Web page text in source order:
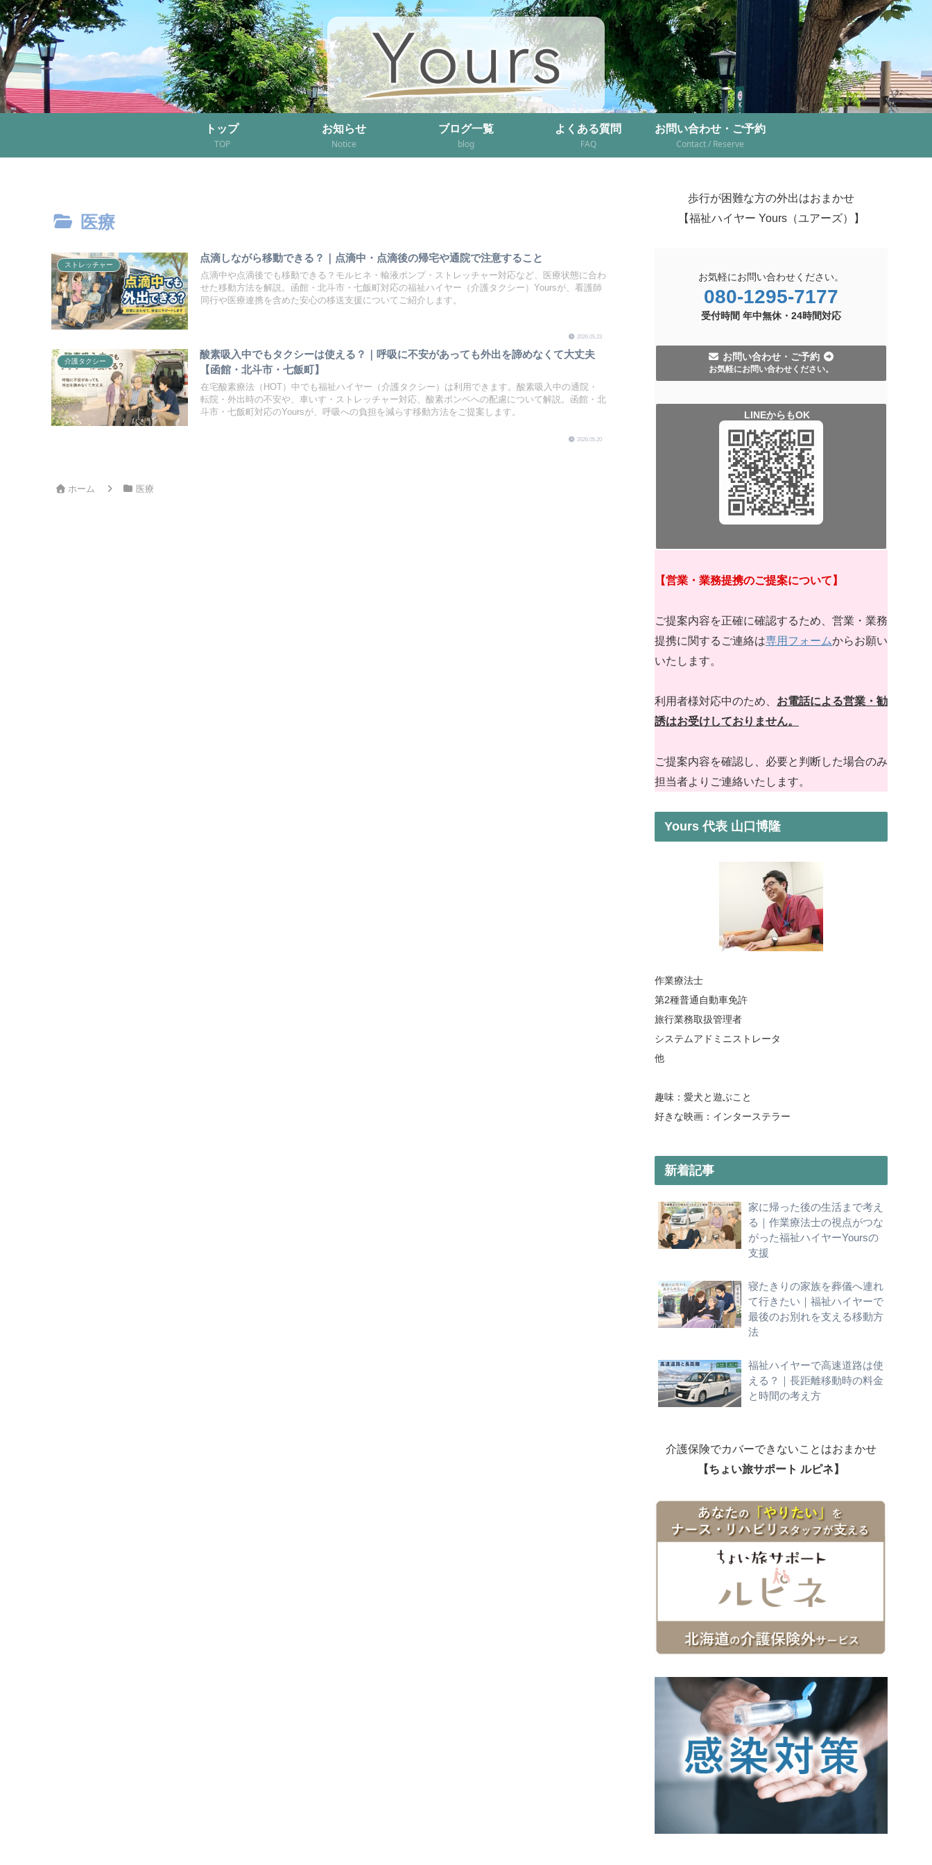
トップ
TOP
お知らせ
Notice
ブログ一覧
blog
よくある質問
FAQ
お問い合わせ・ご予約
Contact / Reserve
医療
ストレッチャー
点滴しながら移動できる？｜点滴中・点滴後の帰宅や通院で注意すること
点滴中や点滴後でも移動できる？モルヒネ・輸液ポンプ・ストレッチャー対応など、医療状態に合わ
せた移動方法を解説。函館・北斗市・七飯町対応の福祉ハイヤー（介護タクシー）Yoursが、看護師
同行や医療連携を含めた安心の移送支援についてご紹介します。
2026.05.23
介護タクシー
酸素吸入中でもタクシーは使える？｜呼吸に不安があっても外出を諦めなくて大丈夫
【函館・北斗市・七飯町】
在宅酸素療法（HOT）中でも福祉ハイヤー（介護タクシー）は利用できます。酸素吸入中の通院・
転院・外出時の不安や、車いす・ストレッチャー対応、酸素ボンベへの配慮について解説。函館・北
斗市・七飯町対応のYoursが、呼吸への負担を減らす移動方法をご提案します。
2026.05.20
ホーム 医療
歩行が困難な方の外出はおまかせ
【福祉ハイヤー Yours（ユアーズ）】
お気軽にお問い合わせください。
080-1295-7177
受付時間 年中無休・ 24時間対応
お問い合わせ・ご予約
お気軽にお問い合わせください。
LINEからもOK
【営業・業務提携のご提案について】
ご提案内容を正確に確認するため、営業・業務
提携に関するご連絡は専用フォームからお願い
いたします。
利用者様対応中のため、 お電話による営業・勧
誘はお受けしておりません。
ご提案内容を確認し、必要と判断した場合のみ
担当者よりご連絡いたします。
Yours 代表 山口博隆
作業療法士
第2種普通自動車免許
旅行業務取扱管理者
システムアドミニストレータ
他
趣味：愛犬と遊ぶこと
好きな映画：インターステラー
新着記事
家に帰った後の生活まで考え
る｜作業療法士の視点がつな
がった福祉ハイヤーYoursの
支援
寝たきりの家族を葬儀へ連れ
て行きたい｜福祉ハイヤーで
最後のお別れを支える移動方
法
福祉ハイヤーで高速道路は使
える？｜長距離移動時の料金
と時間の考え方
介護保険でカバーできないことはおまかせ
【ちょい旅サポート ルピネ】